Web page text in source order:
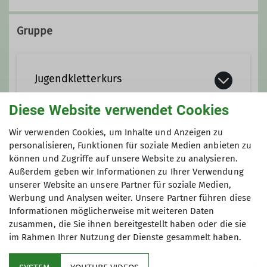
Schutzkoordinator/-in
Klettertrainer/-in
Gewerbeparkstraße 8
Gruppe
Jugendkletterkurs
Der Jugendkletterkurs wird für
Vereinsmitglieder im Alter zwischen 10
bis 18 Jahren angeboten. Die
Jugendlichen erlernen die
erforderlichen Kenntnisse über die
Sicherungs- und Klettertechniken,
Kletterethik, Naturschutz und die
Klettergemeinschaft.
Kinder- und Jugendtraining
Wir bieten für Kinder und Jugendliche
zwei veschiedene Trainingstage an.
Kontakt aufnehmen
Details
Diese Website verwendet Cookies
Wir verwenden Cookies, um Inhalte und Anzeigen zu
personalisieren, Funktionen für soziale Medien anbieten zu
können und Zugriffe auf unsere Website zu analysieren.
Außerdem geben wir Informationen zu Ihrer Verwendung
unserer Website an unsere Partner für soziale Medien,
Werbung und Analysen weiter. Unsere Partner führen diese
Informationen möglicherweise mit weiteren Daten
zusammen, die Sie ihnen bereitgestellt haben oder die sie
im Rahmen Ihrer Nutzung der Dienste gesammelt haben.